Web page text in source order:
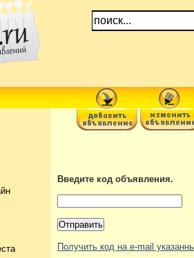
Введите код объявления.
Получить код на e-mail